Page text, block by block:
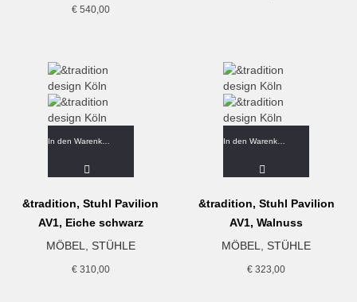
€540,00
&tradition, Stuhl Pavilion
AV1, Eiche schwarz
MÖBEL
STÜHLE
€310,00
&tradition, Stuhl Pavilion
AV1, Walnuss
MÖBEL
STÜHLE
€ 323,00